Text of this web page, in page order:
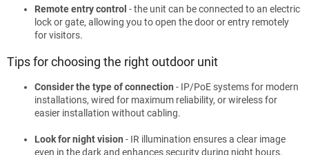
Remote entry control - the unit can be connected to an electric
lock or gate, allowing you to open the door or entry remotely
for visitors.
Tips for choosing the right outdoor unit
Consider the type of connection - IP/PoE systems for modern
installations, wired for maximum reliability, or wireless for
easier installation without cabling.
Look for night vision - IR illumination ensures a clear image
even in the dark and enhances security during night hours.